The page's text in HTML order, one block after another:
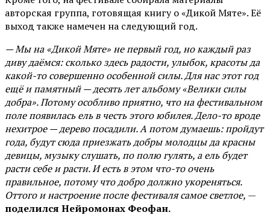
авторская группа, готовящая книгу о «Дикой Мяте». Её
выход также намечен на следующий год.
— Мы на «Дикой Мяте» не первый год, но каждый раз
диву даёмся: сколько здесь радости, улыбок, красоты да
какой-то совершенно особенной силы. Для нас этот год
ещё и памятный — десять лет альбому «Велики силы
добра». Потому особливо приятно, что на фестивальном
поле появилась ель в честь этого юбилея. Дело-то вроде
нехитрое — дерево посадили. А потом думаешь: пройдут
года, будут сюда приезжать добры молодцы да красны
девицы, музыку слушать, по полю гулять, а ель будет
расти себе и расти. И есть в этом что-то очень
правильное, потому что добро должно укореняться.
Оттого и настроение после фестиваля самое светлое, —
поделился Нейромонах Феофан.